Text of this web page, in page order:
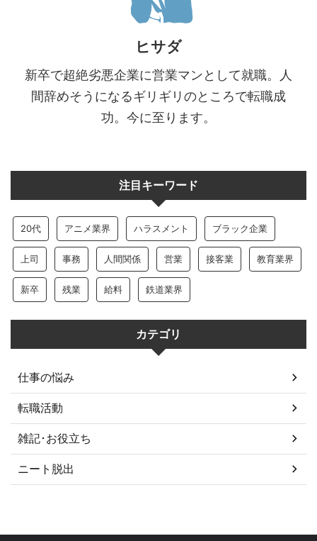
ヒサダ
新卒で超絶劣悪企業に営業マンとして就職。人
間辞めそうになるギリギリのところで転職成
功。今に至ります。
注目キーワード
20代 アニメ業界 ハラスメント ブラック企業
上司 事務 人間関係 営業 接客業 教育業界
新卒 残業 給料 鉄道業界
カテゴリ
仕事の悩み
転職活動
雑記･お役立ち
ニート脱出